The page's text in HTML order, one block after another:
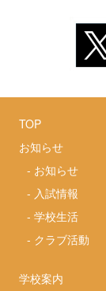
TOP
お知らせ
- お知らせ
- 入試情報
-学校生活
- クラブ活動
学校案内